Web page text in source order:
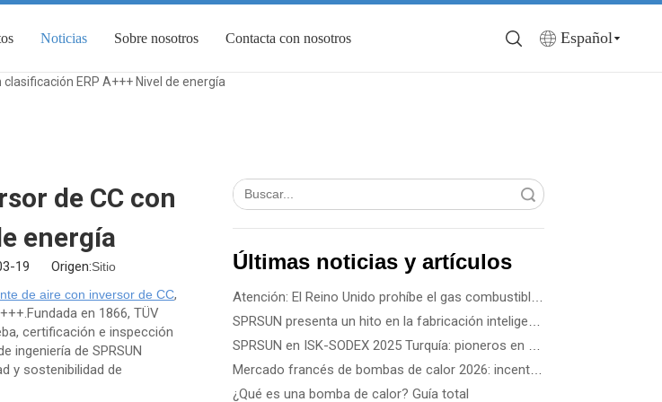
Noticias Sobre nosotros Contacta con nosotros Español
ERP A+++ Nivel de energía
de CC con
energía
19 Origen:Sitio
de aire con inversor de CC,
en 1866, TÜV
certificación e inspección
ingeniería de SPRSUN
y sostenibilidad de
Últimas noticias y artículos
Mercado francés de bombas de calor 2026: incentivos gubernamentales, reglas de instalación y oportunidades comerciales
¿Qué es una bomba de calor? Guía total